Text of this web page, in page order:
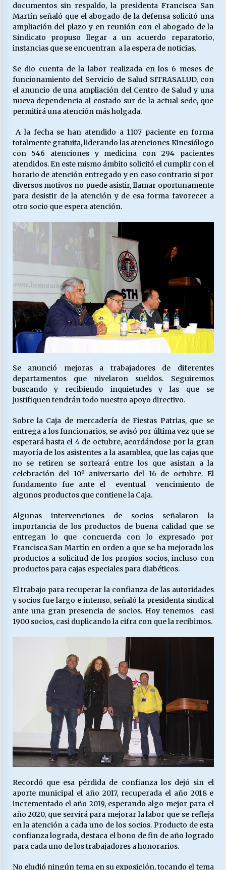
documentos sin respaldo, la presidenta Francisca San
Martín señaló que el abogado de la defensa solicitó una
ampliación del plazo y en reunión con el abogado de la
Sindicato propuso llegar a un acuerdo reparatorio,
instancias que se encuentran a la espera de noticias.
Se dio cuenta de la labor realizada en los 6 meses de
funcionamiento del Servicio de Salud SITRASALUD, con
el anuncio de una ampliación del Centro de Salud y una
nueva dependencia al costado sur de la actual sede, que
permitirá una atención más holgada.
A la fecha se han atendido a 1107 paciente en forma
totalmente gratuita, liderando las atenciones Kinesiólogo
con 546 atenciones y medicina con 294 pacientes
atendidos. En este mismo ámbito solicitó el cumplir con el
horario de atención entregado y en caso contrario si por
diversos motivos no puede asistir, llamar oportunamente
para desistir de la atención y de esa forma favorecer a
otro socio que espera atención.
Se anunció mejoras a trabajadores de diferentes
departamentos que nivelaron sueldos. Seguiremos
buscando y recibiendo inquietudes y las que se
justifiquen tendrán todo nuestro apoyo directivo.
Sobre la Caja de mercadería de Fiestas Patrias, que se
entrega a los funcionarios, se avisó por última vez que se
esperará hasta el 4 de octubre, acordándose por la gran
mayoría de los asistentes a la asamblea, que las cajas que
no se retiren se sorteará entre los que asistan a la
celebración del 10º aniversario del 16 de octubre. El
fundamento fue ante el eventual vencimiento de
algunos productos que contiene la Caja.
Algunas intervenciones de socios señalaron la
importancia de los productos de buena calidad que se
entregan lo que concuerda con lo expresado por
Francisca San Martín en orden a que se ha mejorado los
productos a solicitud de los propios socios, incluso con
productos para cajas especiales para diabéticos.
El trabajo para recuperar la confianza de las autoridades
y socios fue largo e intenso, señaló la presidenta sindical
ante una gran presencia de socios. Hoy tenemos casi
1900 socios, casi duplicando la cifra con que la recibimos.
Recordó que esa pérdida de confianza los dejó sin el
aporte municipal el año 2017, recuperada el año 2018 e
incrementado el año 2019, esperando algo mejor para el
año 2020, que servirá para mejorar la labor que se refleja
en la atención a cada uno de los socios. Producto de esta
confianza lograda, destaca el bono de fin de año logrado
para cada uno de los trabajadores a honorarios.
No eludió ningún tema en su exposición, tocando el tema